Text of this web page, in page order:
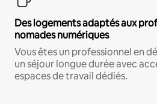
Des logements adaptés aux
nomades numériques
Vous êtes un professionnel en
un séjour longue durée avec
espaces de travail dédiés.